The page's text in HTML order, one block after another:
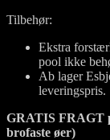
Tilbehør:
Ekstra
pool ikke
Ab lager
leveringspris.
GRATIS FRAGT
brofaste øer)